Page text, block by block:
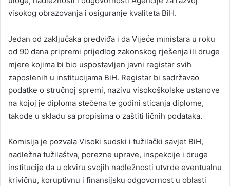
visokog obrazovanja i osiguranje kvaliteta BiH.
Jedan od zaključaka predviđa i da Vijeće ministara u roku
od 90 dana pripremi prijedlog zakonskog rješenja ili druge
mjere kojima bi bio uspostavljen javni registar svih
zaposlenih u institucijama BiH. Registar bi sadržavao
podatke o stručnoj spremi, nazivu visokoškolske ustanove
na kojoj je diploma stečena te godini sticanja diplome,
takođe u skladu sa propisima o zaštiti ličnih podataka.
Komisija je pozvala Visoki sudski i tužilački savjet BiH,
nadležna tužilaštva, porezne uprave, inspekcije i druge
institucije da u okviru svojih nadležnosti utvrde eventualnu
krivičnu, koruptivnu i finansijsku odgovornost u oblasti